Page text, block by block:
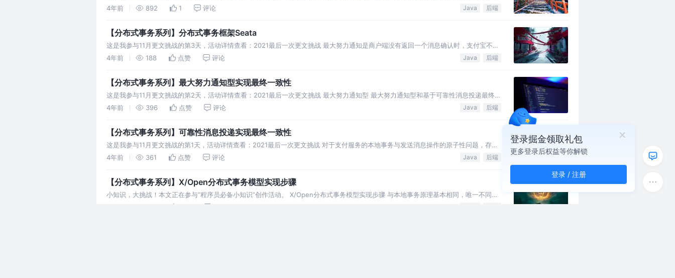
两阶段提交的情况下，核心思想是把一个业务流程中的长事务拆分为多个
4年前 892 1 评论 Java 后端
【分布式事务系列】分布式事务框架Seata
这是我参与11月更文挑战的第3天，活动详情查看：2021最后一次更文挑战 最大努力通知是商户端没有返回一个消息确认时，支付宝不断
地进行重试，知道收到一个消息确认或者达到最大重试次数。最大努力通知型跟之
4年前 188 点赞 评论 Java 后端
【分布式事务系列】最大努力通知型实现最终一致性
这是我参与11月更文挑战的第2天，活动详情查看：2021最后一次更文挑战 最大努力通知型 最大努力通知型和基于可靠性消息投递最终一
致性方案的实现是类似的，它是一种比较简单的柔性事务解决方案，比较适用于
4年前 396 点赞 评论 Java 后端
【分布式事务系列】可靠性消息投递实现最终一致性
这是我参与11月更文挑战的第1天，活动详情查看：2021最后一次更文挑战 对于支付服务的本地事务与发送消息操作的原子性问题，存在
两种情况如下： 先发送消息，再执行数据库事务，在这种情况下可能会出现消息
4年前 361 点赞 评论 Java 后端
【分布式事务系列】X/Open分布式事务模型实现步骤
小知识，大挑战！本文正在参与“程序员必备小知识”创作活动。 X/Open分布式事务模型实现步骤 与本地事务原理基本相同，唯一不同是
如果此时RM代表数据库，那TM能够管理多个数据库的事务，步骤如下： 配
登录掘金领取礼包
更多登录后权益等你解锁
登录 / 注册